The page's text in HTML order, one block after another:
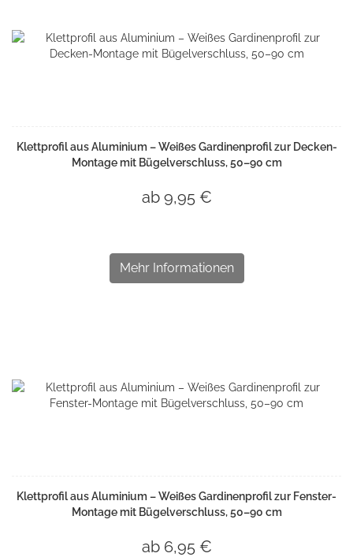
Klettprofil aus Aluminium – Weißes Gardinenprofil zur Decken-
Montage mit Bügelverschluss, 50–90 cm
ab 9,95 €
Mehr Informationen
Klettprofil aus Aluminium – Weißes Gardinenprofil zur Fenster-
Montage mit Bügelverschluss, 50–90 cm
ab 6,95 €